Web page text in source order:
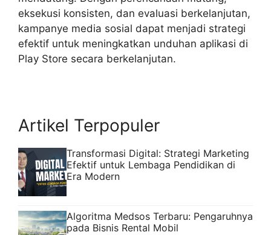
eksekusi konsisten, dan evaluasi berkelanjutan,
kampanye media sosial dapat menjadi strategi
efektif untuk meningkatkan unduhan aplikasi di
Play Store secara berkelanjutan.
Artikel Terpopuler
Transformasi Digital: Strategi Marketing
Efektif untuk Lembaga Pendidikan di
Era Modern
Algoritma Medsos Terbaru: Pengaruhnya
pada Bisnis Rental Mobil